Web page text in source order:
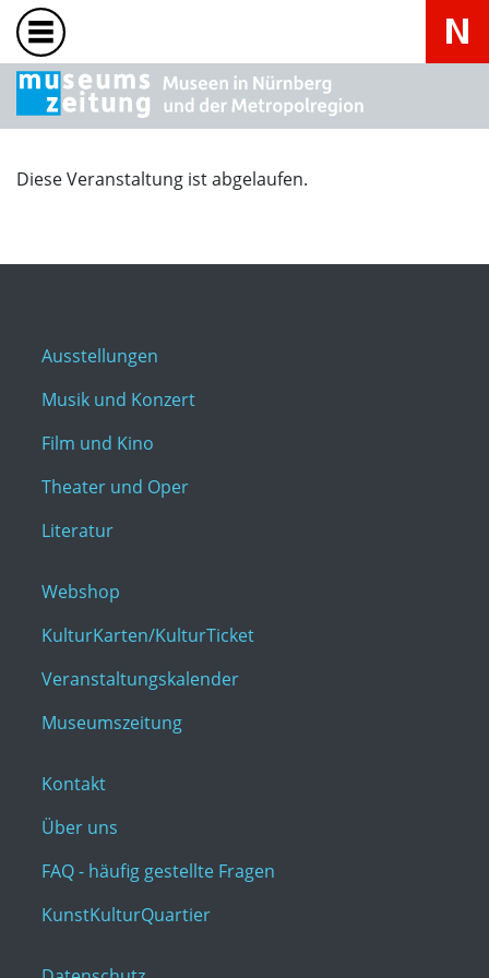
Diese Veranstaltung ist abgelaufen.
Ausstellungen
Musik und Konzert
Film und Kino
Theater und Oper
Literatur
Webshop
KulturKarten/KulturTicket
Veranstaltungskalender
Museumszeitung
Kontakt
Über uns
FAQ - häufig gestellte Fragen
KunstKulturQuartier